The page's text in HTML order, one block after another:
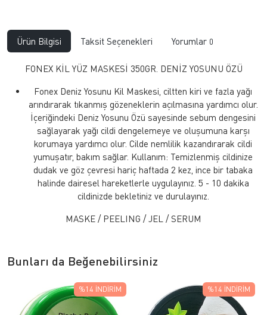
Ürün Bilgisi Taksit Seçenekleri Yorumlar 0
FONEX KİL YÜZ MASKESİ 350GR. DENİZ YOSUNU ÖZÜ
Fonex Deniz Yosunu Kil Maskesi, ciltten kiri ve fazla yağı
arındırarak tıkanmış gözeneklerin açılmasına yardımcı olur.
İçeriğindeki Deniz Yosunu Özü sayesinde sebum dengesini
sağlayarak yağı cildi dengelemeye ve oluşumuna karşı
korumaya yardımcı olur. Cilde nemlilik kazandırarak cildi
yumuşatır, bakım sağlar. Kullanım: Temizlenmiş cildinize
dudak ve göz çevresi hariç haftada 2 kez, ince bir tabaka
halinde dairesel hareketlerle uygulayınız. 5 - 10 dakika
cildinizde bekletiniz ve durulayınız.
MASKE / PEELING / JEL / SERUM
Bunları da Beğenebilirsiniz
%14 İNDIRIM %14 İNDIRIM